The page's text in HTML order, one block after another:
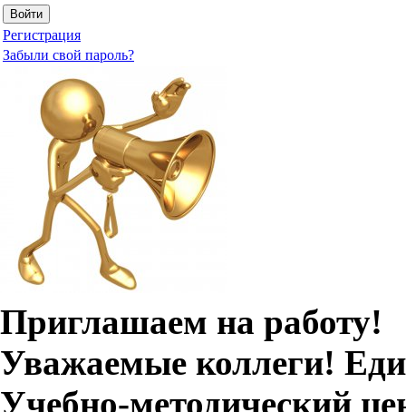
Регистрация
Забыли свой пароль?
Приглашаем на работу!
Уважаемые коллеги!
Учебно-методический